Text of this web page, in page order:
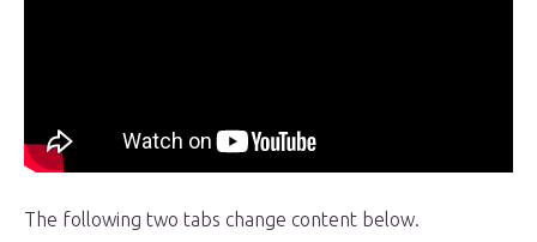
The following two tabs change content below.